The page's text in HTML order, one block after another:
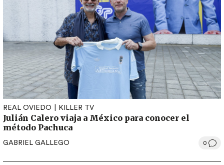
REAL OVIEDO KILLER TV
Julián Calero viaja a México para conocer el
método Pachuca
GABRIEL GALLEGO 0